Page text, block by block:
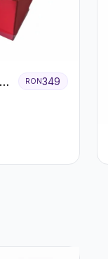
RON349